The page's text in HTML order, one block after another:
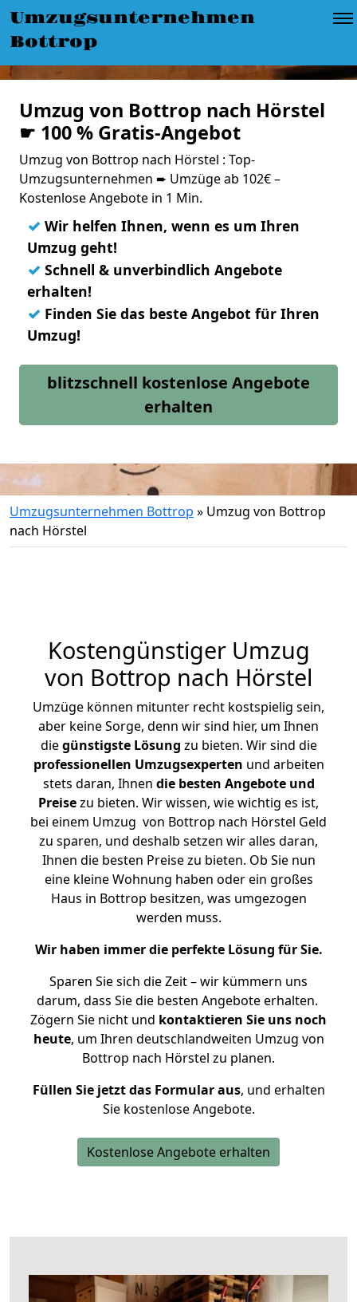
Umzugsunternehmen
Bottrop
Umzug von Bottrop nach Hörstel
☛ 100 % Gratis-Angebot
Umzug von Bottrop nach Hörstel : Top-
Umzugsunternehmen ➨ Umzüge ab 102€ –
Kostenlose Angebote in 1 Min.
✓ Wir helfen Ihnen, wenn es um Ihren
Umzug geht!
✓ Schnell & unverbindlich Angebote
erhalten!
✓ Finden Sie das beste Angebot für Ihren
Umzug!
blitzschnell kostenlose Angebote
erhalten
Umzugsunternehmen Bottrop » Umzug von Bottrop
nach Hörstel
Kostengünstiger Umzug
von Bottrop nach Hörstel
Umzüge können mitunter recht kostspielig sein,
aber keine Sorge, denn wir sind hier, um Ihnen
diegünstigste Lösung zu bieten. Wir sind die
professionellen Umzugsexperten und arbeiten
stets daran, Ihnen die besten Angebote und
Preisezu bieten. Wir wissen, wie wichtig es ist,
bei einem Umzug von Bottrop nach Hörstel Geld
zu sparen, und deshalb setzen wir alles daran,
Ihnen die besten Preise zu bieten. Ob Sie nun
eine kleine Wohnung haben oder ein großes
Haus in Bottrop besitzen, was umgezogen
werden muss.
Wir haben immer die perfekte Lösung für Sie.
Sparen Sie sich die Zeit – wir kümmern uns
darum, dass Sie die besten Angebote erhalten.
Zögern Sie nicht und kontaktieren Sie uns noch
heute, um Ihren deutschlandweiten Umzug von
Bottrop nach Hörstel zu planen.
Füllen Sie jetzt das Formular aus, und erhalten
Sie kostenlose Angebote.
Kostenlose Angebote erhalten